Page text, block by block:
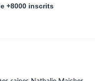
+8000 inscrits